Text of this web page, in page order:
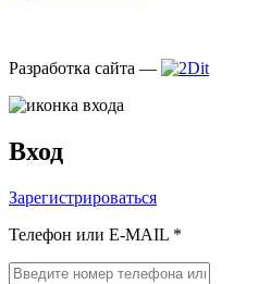
Разработка сайта —
Вход
Зарегистрироваться
Телефон или E-MAIL *